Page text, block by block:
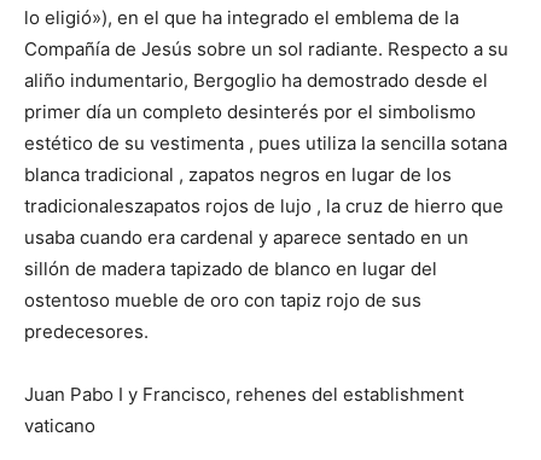
lo eligió»), en el que ha integrado el emblema de la
Compañía de Jesús sobre un sol radiante. Respecto a su
aliño indumentario, Bergoglio ha demostrado desde el
primer día un completo desinterés por el simbolismo
estético de su vestimenta , pues utiliza la sencilla sotana
blanca tradicional , zapatos negros en lugar de los
tradicionaleszapatos rojos de lujo , la cruz de hierro que
usaba cuando era cardenal y aparece sentado en un
sillón de madera tapizado de blanco en lugar del
ostentoso mueble de oro con tapiz rojo de sus
predecesores.
Juan Pabo I y Francisco, rehenes del establishment
vaticano